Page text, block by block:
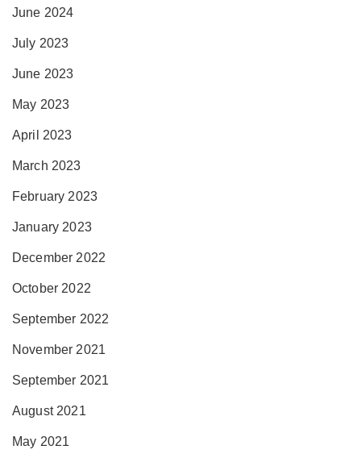
June 2024
July 2023
June 2023
May 2023
April 2023
March 2023
February 2023
January 2023
December 2022
October 2022
September 2022
November 2021
September 2021
August 2021
May 2021